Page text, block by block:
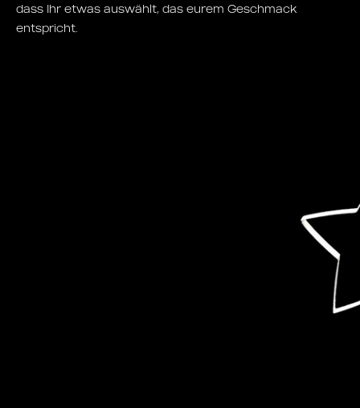
dass Ihr etwas auswählt, das eurem Geschmack
entspricht.